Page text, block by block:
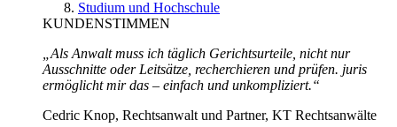
Studium und Hochschule
KUNDENSTIMMEN
„Als Anwalt muss ich täglich Gerichtsurteile, nicht nur
Ausschnitte oder Leitsätze, recherchieren und prüfen. juris
ermöglicht mir das – einfach und unkompliziert.“
Cedric Knop, Rechtsanwalt und Partner, KT Rechtsanwälte